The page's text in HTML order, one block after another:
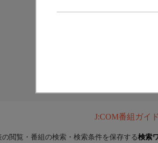
J:COM番組ガイ
の閲覧・番組の検索・検索条件を保存する検索